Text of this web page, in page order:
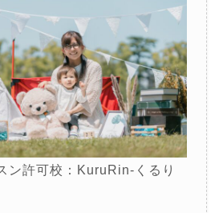
ン許可校：KuruRin-くるり